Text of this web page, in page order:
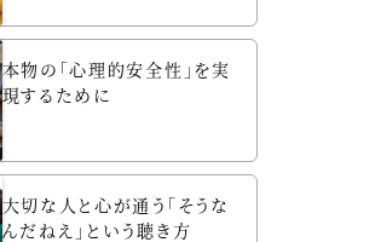
本物の「心理的安全性」を実
現するために
大切な人と心が通う「そうな
んだねえ」という聴き方